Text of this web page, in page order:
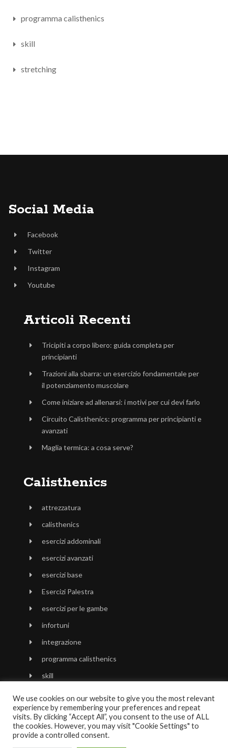
programma calisthenics
skill
stretching
Social Media
Facebook
Twitter
Instagram
Youtube
Articoli Recenti
Tricipiti a corpo libero: guida completa per
principianti
Trazioni alla sbarra: un esercizio fondamentale per
il potenziamento muscolare
Come iniziare ad allenarsi: i motivi per cui devi farlo
Circuito Calisthenics: programma per principianti e
avanzati
Maglia termica: a cosa serve?
Calisthenics
attrezzatura
calisthenics
esercizi addominali
esercizi avanzati
esercizi base
Esercizi Palestra
esercizi per le gambe
infortuni
integrazione
programma calisthenics
skill
We use cookies on our website to give you the most relevant
experience by remembering your preferences and repeat
visits. By clicking “Accept All”, you consent to the use of ALL
the cookies. However, you may visit "Cookie Settings" to
provide a controlled consent.